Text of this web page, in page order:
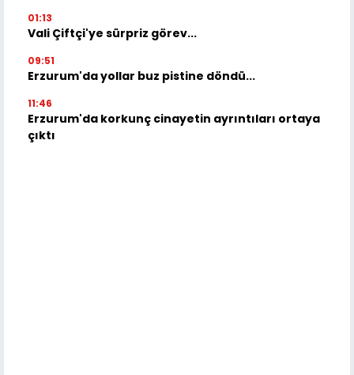
01:13
Vali Çiftçi'ye sürpriz görev...
09:51
Erzurum'da yollar buz pistine döndü...
11:46
Erzurum'da korkunç cinayetin ayrıntıları ortaya
çıktı